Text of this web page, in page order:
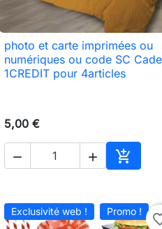
 Aperçu rapide
photo et carte imprimées ou
numériques ou code SC
1CREDIT pour 4articles
5,00 €
  
Exclusivité web ! Promo !